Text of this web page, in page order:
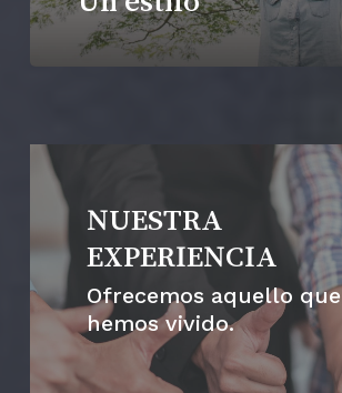
NUESTRA
EXPERIENCIA
Ofrecemos aquello que
hemos vivido.